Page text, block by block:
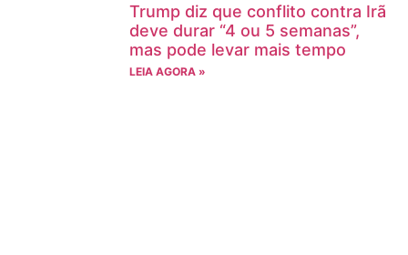
Trump diz que conflito contra Irã
deve durar “4 ou 5 semanas”,
mas pode levar mais tempo
LEIA AGORA »